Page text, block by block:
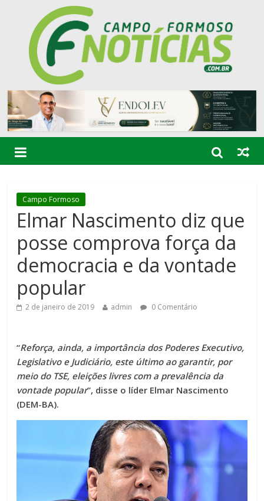
Campo Formoso
Elmar Nascimento diz que
posse comprova força da
democracia e da vontade
popular
2 de janeiro de 2019 admin 0 Comentário
“Reforça, ainda, a importância dos Poderes Executivo,
Legislativo e Judiciário, este último ao garantir, por
meio do TSE, eleições livres com a prevalência da
vontade popular”, disse o líder Elmar Nascimento
(DEM-BA).